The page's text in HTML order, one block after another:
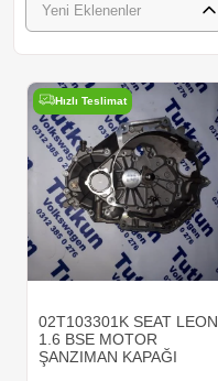
Yeni Eklenenler
Hızlı Teslimat
02T103301K SEAT LEON
1.6 BSE MOTOR
ŞANZIMAN KAPAĞI